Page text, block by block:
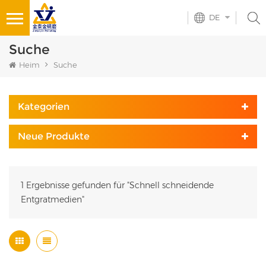
DE
Suche
Heim Suche
Kategorien
Neue Produkte
1 Ergebnisse gefunden für "Schnell schneidende
Entgratmedien"